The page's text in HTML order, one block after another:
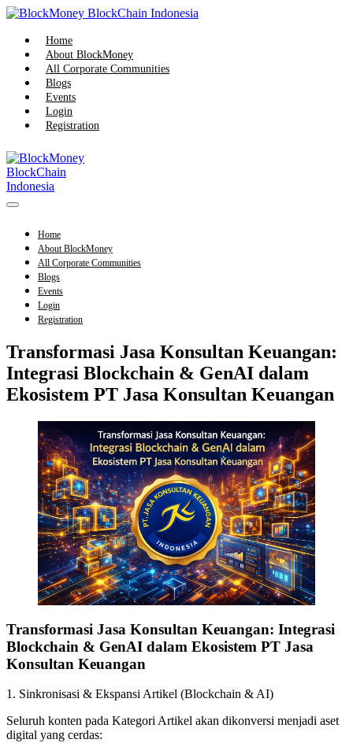
Skip
content
Home
About BlockMoney
All Corporate Communities
Blogs
Events
Login
Registration
Menu
Home
About BlockMoney
All Corporate Communities
Blogs
Events
Login
Registration
Transformasi Jasa Konsultan Keuangan:
Integrasi Blockchain & GenAI dalam
Ekosistem PT Jasa Konsultan Keuangan
Transformasi Jasa Konsultan Keuangan: Integrasi
Blockchain & GenAI dalam Ekosistem PT Jasa
Konsultan Keuangan
1. Sinkronisasi & Ekspansi Artikel (Blockchain & AI)
Seluruh konten pada Kategori Artikel akan dikonversi menjadi aset
digital yang cerdas: